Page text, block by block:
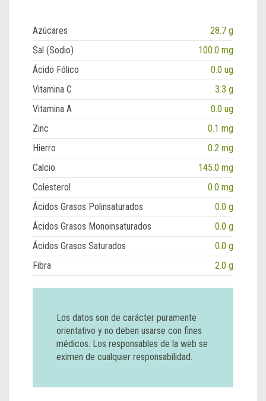
Azúcares
28.7 g
Sal (Sodio)
100.0 mg
Ácido Fólico
0.0 ug
Vitamina C
3.3 g
Vitamina A
0.0 ug
Zinc
0.1 mg
Hierro
0.2 mg
Calcio
145.0 mg
Colesterol
0.0 mg
Ácidos Grasos Polinsaturados
0.0 g
Ácidos Grasos Monoinsaturados
0.0 g
Ácidos Grasos Saturados
0.0 g
Fibra
2.0 g
Los datos son de carácter puramente
orientativo y no deben usarse con fines
médicos. Los responsables de la web se
eximen de cualquier responsabilidad.